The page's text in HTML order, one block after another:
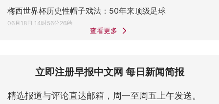
梅西世界杯历史性帽子戏法：50年来顶级足球
06月18日 14时56分26秒
查看更多
立即注册早报中文网 每日新闻简报
精选报道与评论直达邮箱，周一至周五上午发送。